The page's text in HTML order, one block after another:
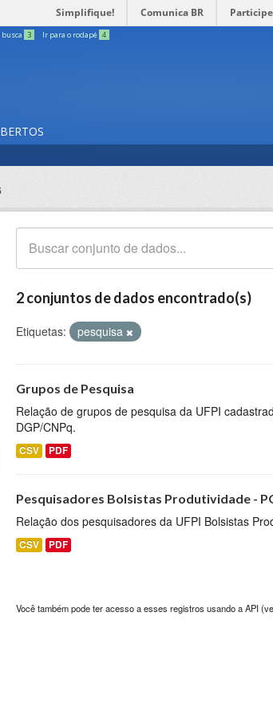
Simplifique! Comunica BR Participe
3 Ir para o rodapé 4
2 conjuntos de dados encontrado(s)
Etiquetas: pesquisa
Grupos de Pesquisa
Relação de grupos de pesquisa da UFPI
DGP/CNPq.
CSV PDF
Pesquisadores Bolsistas Produtividade -
Relação dos pesquisadores da UFPI Bolsistas
CSV PDF
Você também pode ter acesso a esses registros usando aAPI